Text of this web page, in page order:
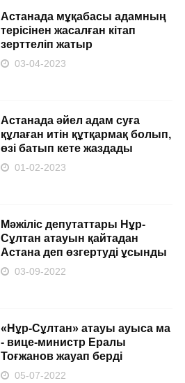
Астанада мұқабасы адамның
терісінен жасалған кітап
зерттеліп жатыр
03-04-2023
Астанада әйел адам суға
құлаған итін құтқармақ болып,
өзі батып кете жаздады
01-02-2023
Мәжіліс депутаттары Нұр-
Сұлтан атауын қайтадан
Астана деп өзгертуді ұсынды
03-09-2022
«Нұр-Сұлтан» атауы ауыса ма
- вице-министр Ералы
Тоғжанов жауап берді
05-07-2022